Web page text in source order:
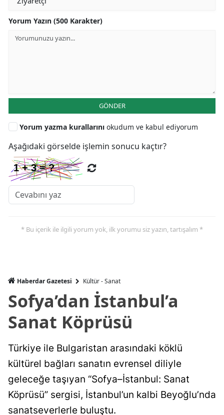
Yorum Yazın (500 Karakter)
GÖNDER
Yorum yazma kurallarını okudum ve kabul ediyorum
Aşağıdaki görselde işlemin sonucu kaçtır?
* Bu içerik ile ilgili yorum yok, ilk yorumu siz yazın, tartışalım *
Haberdar Gazetesi Kültür - Sanat
Sofya’dan İstanbul’a
Sanat Köprüsü
Türkiye ile Bulgaristan arasındaki köklü
kültürel bağları sanatın evrensel diliyle
geleceğe taşıyan “Sofya–İstanbul: Sanat
Köprüsü” sergisi, İstanbul’un kalbi Beyoğlu’nda
sanatseverlerle buluştu.